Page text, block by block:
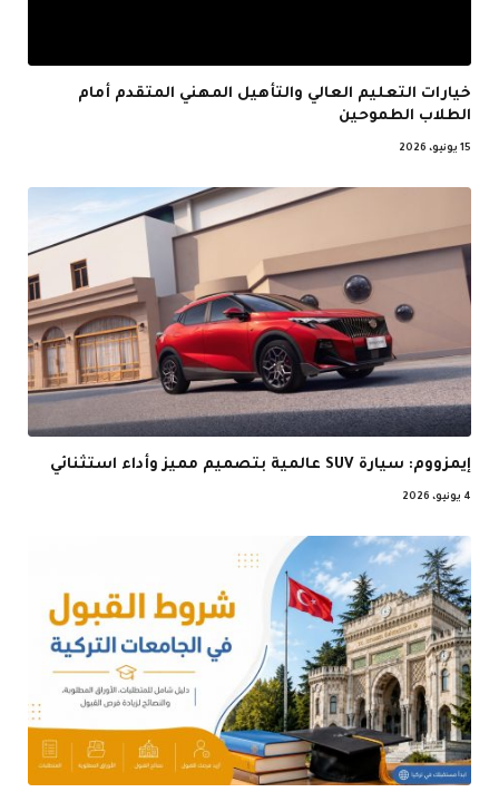
خيارات التعليم العالي والتأهيل المهني المتقدم أمام
الطلاب الطموحين
15 يونيو، 2026
إيمزووم: سيارة SUV عالمية بتصميم مميز وأداء استثنائي
4 يونيو، 2026